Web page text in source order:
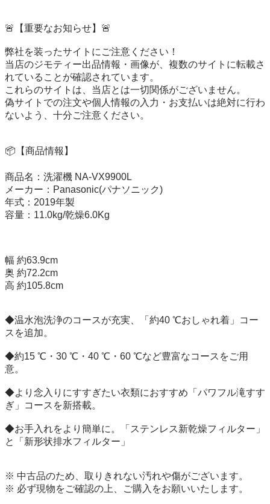
🚨【重要なお知らせ】🚨
弊社を装ったサイトにご注意ください！
当店のジモティー出品情報・画像が、複数のサイトに転載さ
れていることが確認されています。
これらのサイトは、当店とは一切関係がございません。
偽サイトでの注文や個人情報の入力・お支払いは絶対に行わ
ないよう、十分ご注意ください。
📦【商品情報】
商品名：洗濯機 NA-VX9900L
メーカー：Panasonic(パナソニック)
年式：2019年製
容量：11.0kg/乾燥6.0Kg
幅 約63.9cm
奥 約72.2cm
高 約105.8cm
◆温水泡洗浄のコースが充実、「約40 ℃おしゃれ着」コー
スを追加。
◆約15 ℃・30 ℃・40 ℃・60 ℃など豊富なコースをご用
意。
◆より念入りにすすぎたい衣類におすすめ「パワフル滝すす
ぎ」コースを新搭載。
◆お手入れをより簡単に。「ステンレス新乾燥フィルター」
と「新形状排水フィルター」
※ 中古品のため、取りきれない汚れや傷がございます。
※ 必ず現物をご確認の上、ご購入をお願いいたします。